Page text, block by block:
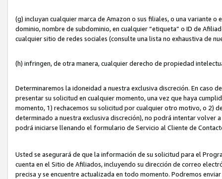
(g) incluyan cualquier marca de Amazon o sus filiales, o una variante
dominio, nombre de subdominio, en cualquier “etiqueta” o ID de
cualquier sitio de redes sociales (consulte una lista no exhaustiva de
(h) infringen, de otra manera, cualquier derecho de propiedad
Determinaremos la idoneidad a nuestra exclusiva discreción. En caso
presentar su solicitud en cualquier momento, una vez que haya
momento, 1) rechacemos su solicitud por cualquier otro motivo, o 2)
determinado a nuestra exclusiva discreción), no podrá intentar volver
podrá iniciarse llenando el formulario de Servicio al Cliente de
Usted se asegurará de que la información de su solicitud para el
cuenta en el Sitio de Afiliados, incluyendo su dirección de correo
precisa y se encuentre actualizada en todo momento. Podremos